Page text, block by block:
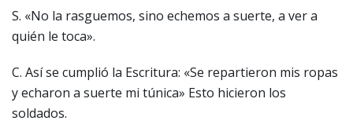
S. «No la rasguemos, sino echemos a suerte, a ver a
quién le toca».
C. Así se cumplió la Escritura: «Se repartieron mis ropas
y echaron a suerte mi túnica» Esto hicieron los
soldados.